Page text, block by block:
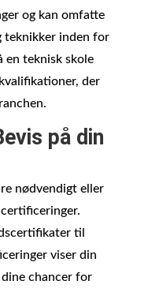
og kan omfatte
teknikker inden for
en teknisk skole
der
på din
nødvendigt eller
til
viser din
dine chancer for